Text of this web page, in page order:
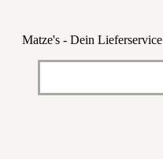
Matze's - Dein Lieferservice